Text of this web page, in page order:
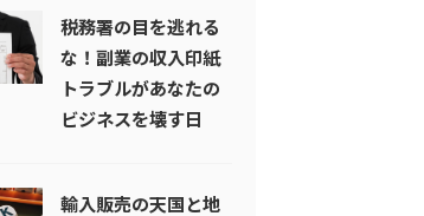
税務署の目を逃れる
な！副業の収入印紙
トラブルがあなたの
ビジネスを壊す日
輸入販売の天国と地